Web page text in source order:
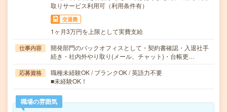
取りサービス利用可（利用条件有）
交通費
1ヶ月3万円を上限として実費支給
仕事内容
開発部門のバックオフィスとして・契約書確認・入退社手
続き・社内外やり取り(メール、チャット)・台帳更…
応募資格
職種未経験OK / ブランクOK / 英語力不要
■未経験OK！
職場の雰囲気